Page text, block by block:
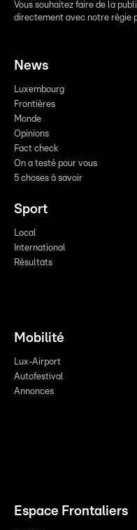
Vous souhaitez faire de la
directement avec notre régie
News
Luxembourg
Frontières
Monde
Opinions
Fact check
On a testé pour vous
5 choses à savoir
Sport
Local
International
Résultats
Mobilité
Lux-Airport
Autofestival
Annonces
Espace Frontaliers